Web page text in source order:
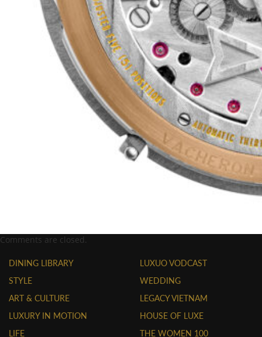
Comments are closed.
DINING LIBRARY
STYLE
ART & CULTURE
LUXURY IN MOTION
LIFE
LUXUO VODCAST
WEDDING
LEGACY VIETNAM
HOUSE OF LUXE
THE WOMEN 100